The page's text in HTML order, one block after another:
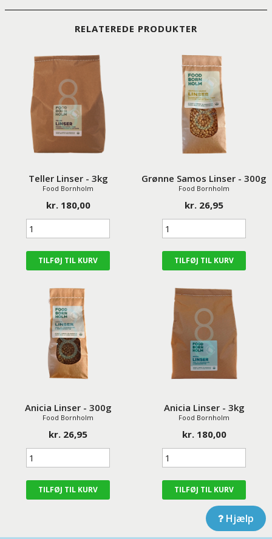
RELATEREDE PRODUKTER
Teller Linser - 3kg
Food Bornholm
kr. 180,00
Grønne Samos Linser - 300g
Food Bornholm
kr. 26,95
Anicia Linser - 300g
Food Bornholm
kr. 26,95
Anicia Linser - 3kg
Food Bornholm
kr. 180,00
Hjælp